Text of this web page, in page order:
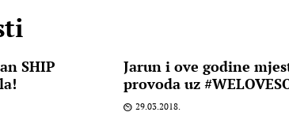
SHIP
Jarun i ove godine
provoda uz
29.03.2018.